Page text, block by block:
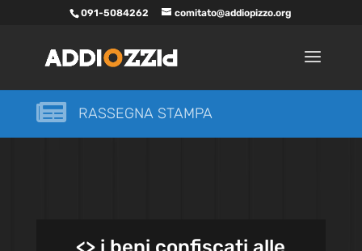
091-5084262 comitato@addiopizzo.org
 RASSEGNA STAMPA